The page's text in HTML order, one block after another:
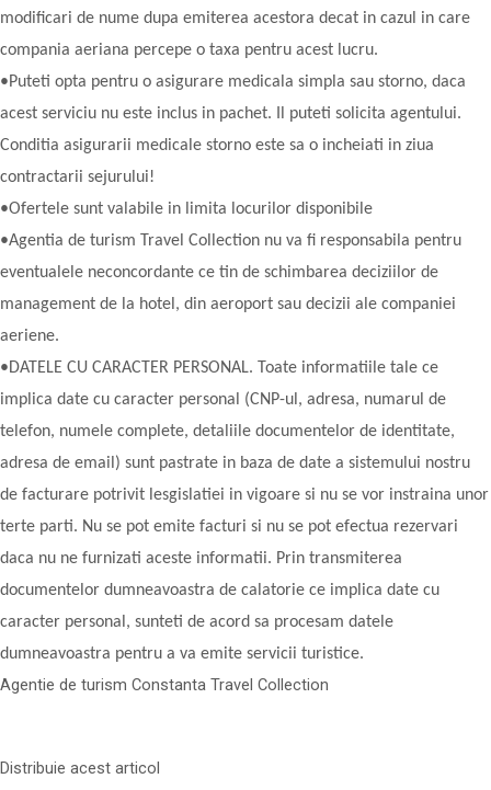
modificari de nume dupa emiterea acestora decat in cazul in care
compania aeriana percepe o taxa pentru acest lucru.
•Puteti opta pentru o asigurare medicala simpla sau storno, daca
acest serviciu nu este inclus in pachet. Il puteti solicita agentului.
Conditia asigurarii medicale storno este sa o incheiati in ziua
contractarii sejurului!
•Ofertele sunt valabile in limita locurilor disponibile
•Agentia de turism Travel Collection nu va fi responsabila pentru
eventualele neconcordante ce tin de schimbarea deciziilor de
management de la hotel, din aeroport sau decizii ale companiei
aeriene.
•DATELE CU CARACTER PERSONAL. Toate informatiile tale ce
implica date cu caracter personal (CNP-ul, adresa, numarul de
telefon, numele complete, detaliile documentelor de identitate,
adresa de email) sunt pastrate in baza de date a sistemului nostru
de facturare potrivit lesgislatiei in vigoare si nu se vor instraina unor
terte parti. Nu se pot emite facturi si nu se pot efectua rezervari
daca nu ne furnizati aceste informatii. Prin transmiterea
documentelor dumneavoastra de calatorie ce implica date cu
caracter personal, sunteti de acord sa procesam datele
dumneavoastra pentru a va emite servicii turistice.
Agentie de turism Constanta Travel Collection
Distribuie acest articol